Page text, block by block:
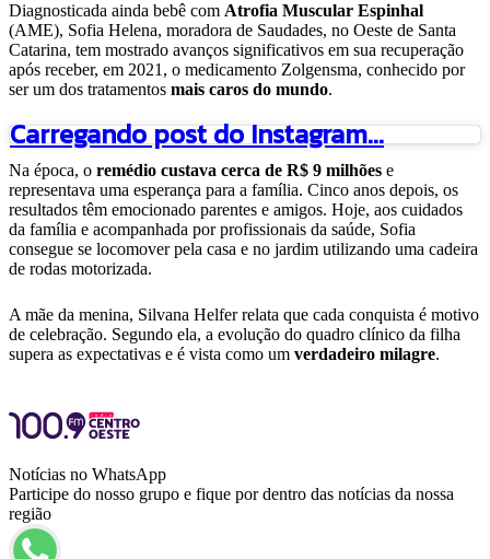
Diagnosticada ainda bebê com Atrofia Muscular Espinhal
(AME), Sofia Helena, moradora de Saudades, no Oeste de Santa
Catarina, tem mostrado avanços significativos em sua recuperação
após receber, em 2021, o medicamento Zolgensma, conhecido por
ser um dos tratamentos mais caros do mundo.
Carregando post do Instagram...
Na época, o remédio custava cerca de R$ 9 milhões e
representava uma esperança para a família. Cinco anos depois, os
resultados têm emocionado parentes e amigos. Hoje, aos cuidados
da família e acompanhada por profissionais da saúde, Sofia
consegue se locomover pela casa e no jardim utilizando uma cadeira
de rodas motorizada.
A mãe da menina, Silvana Helfer relata que cada conquista é motivo
de celebração. Segundo ela, a evolução do quadro clínico da filha
supera as expectativas e é vista como um verdadeiro milagre.
Notícias no WhatsApp
Participe do nosso grupo e fique por dentro das notícias da nossa
região